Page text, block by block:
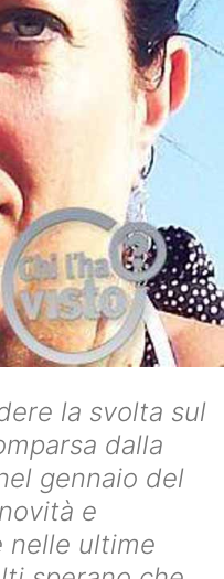
la svolta sul
dalla
gennaio del
e
nelle ultime